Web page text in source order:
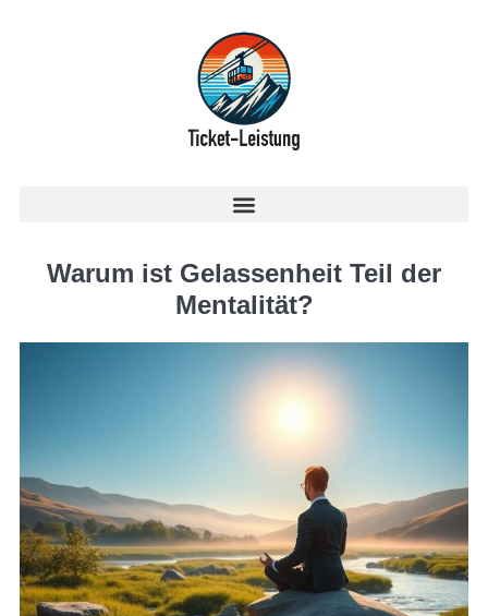
Warum ist Gelassenheit Teil der
Mentalität?